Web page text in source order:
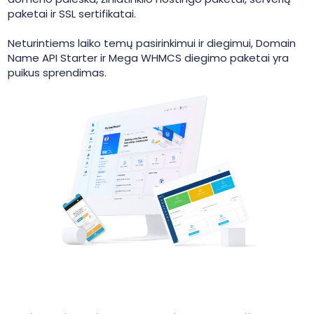
paketai ir SSL sertifikatai.
Neturintiems laiko temų pasirinkimui ir diegimui, Domain
Name API Starter ir Mega WHMCS diegimo paketai yra
puikus sprendimas.